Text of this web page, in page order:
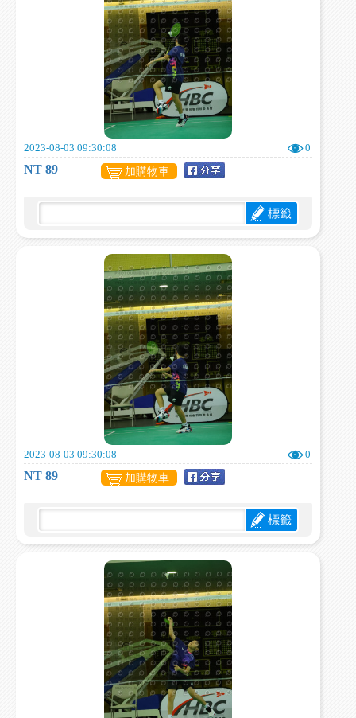
2023-08-03 09:30:08 0
NT 89 加購物車
標籤
2023-08-03 09:30:08 0
NT 89 加購物車
標籤